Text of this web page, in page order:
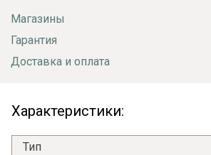
Магазины
Гарантия
Доставка и оплата
Характеристики:
Тип